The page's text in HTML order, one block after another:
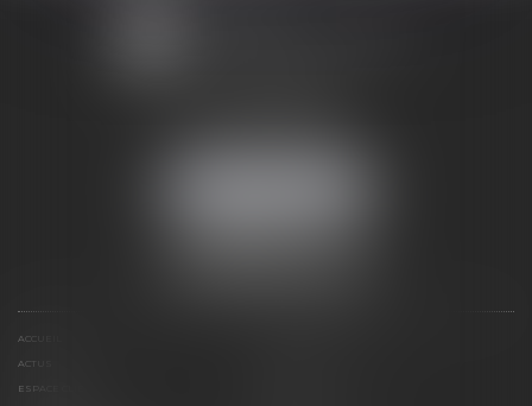
ACCUEIL
ACTUS
ESPACE CLIENT